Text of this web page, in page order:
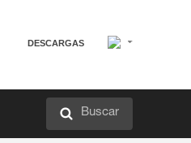
DESCARGAS
Buscar